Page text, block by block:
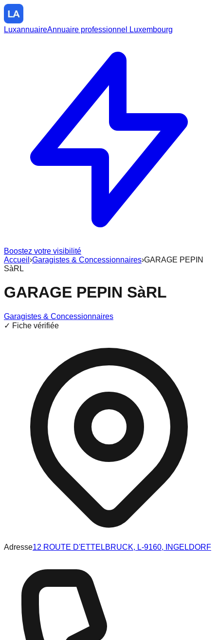
LuxannuaireAnnuaire professionnel Luxembourg
Boostez votre visibilité
Accueil ›Garagistes & Concessionnaires›GARAGE PEPIN
SàRL
GARAGE PEPIN SàRL
Garagistes & Concessionnaires
✓ Fiche vérifiée
Adresse12 ROUTE D'ETTELBRUCK, L-9160, INGELDORF